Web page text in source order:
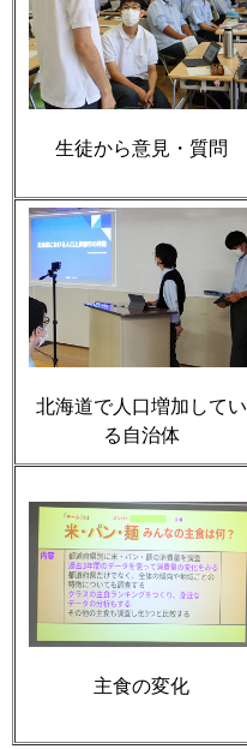
生徒から意見・質問
北海道で人口増加してい
る自治体
主食の変化